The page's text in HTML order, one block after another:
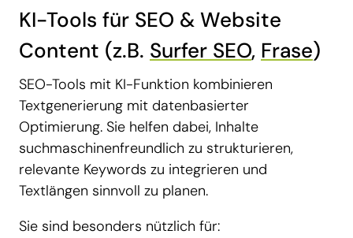
KI-Tools für SEO & Website
Content (z.B. Surfer SEO, Frase)
SEO-Tools mit KI-Funktion kombinieren
Textgenerierung mit datenbasierter
Optimierung. Sie helfen dabei, Inhalte
suchmaschinenfreundlich zu strukturieren,
relevante Keywords zu integrieren und
Textlängen sinnvoll zu planen.
Sie sind besonders nützlich für: